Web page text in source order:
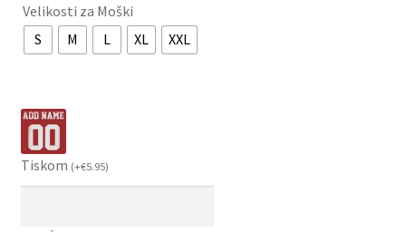
Velikosti za Moški
S
M L XL XXL
Tiskom (+€5.95)